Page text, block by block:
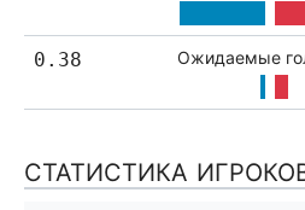
0.38 Ожидаемые
СТАТИСТИКА